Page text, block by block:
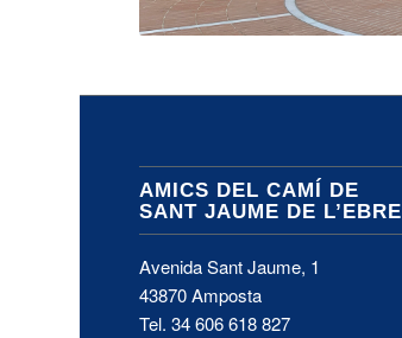
AMICS DEL CAMÍ DE
SANT JAUME DE L’EBRE
Avenida Sant Jaume, 1
43870 Amposta
Tel.34 606 618 827